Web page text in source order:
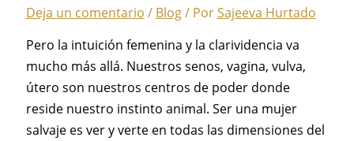
Deja un comentario / Blog/ PorSajeeva Hurtado
Pero la intuición femenina y la clarividencia va
mucho más allá. Nuestros senos, vagina, vulva,
útero son nuestros centros de poder donde
reside nuestro instinto animal. Ser una mujer
salvaje es ver y verte en todas las dimensiones del